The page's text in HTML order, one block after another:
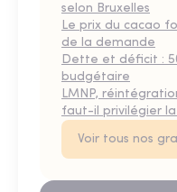
selon Bruxelles
Le prix du cacao
de la demande
Dette et déficit :
budgétaire
LMNP,
faut-il privilégier la
Voir tous nos